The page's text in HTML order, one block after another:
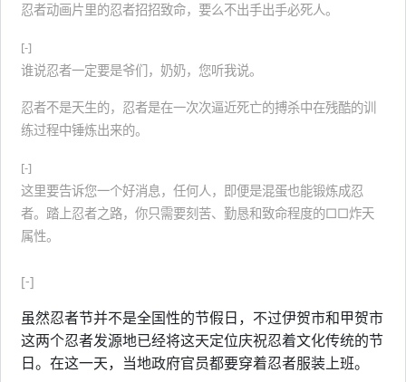
忍者动画片里的忍者招招致命，要么不出手出手必死人。
[-]
谁说忍者一定要是爷们，奶奶，您听我说。
忍者不是天生的，忍者是在一次次逼近死亡的搏杀中在残酷的训
练过程中锤炼出来的。
[-]
这里要告诉您一个好消息，任何人，即便是混蛋也能锻炼成忍
者。踏上忍者之路，你只需要刻苦、勤恳和致命程度的□□炸天
属性。
[-]
虽然忍者节并不是全国性的节假日，不过伊贺市和甲贺市
这两个忍者发源地已经将这天定位庆祝忍着文化传统的节
日。在这一天，当地政府官员都要穿着忍者服装上班。